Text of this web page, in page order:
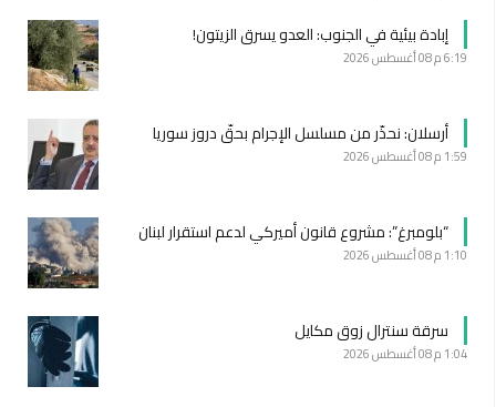
إبادة بيئية في الجنوب: العدو يسرق الزيتون!
6:19 م 08 أغسطس 2026
أرسلان: نحذّر من مسلسل الإجرام بحقّ دروز سوريا
1:59 م 08 أغسطس 2026
“بلومبرغ”: مشروع قانون أميركي لدعم استقرار لبنان
1:10 م 08 أغسطس 2026
سرقة سنترال زوق مكايل
1:04 م 08 أغسطس 2026